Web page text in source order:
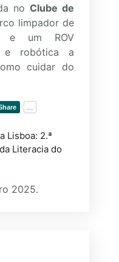
no Clube de
limpador de
e um ROV
e robótica a
cuidar do
Lisboa: 2.ª
Literacia do
2025.